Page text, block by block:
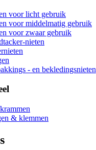
voor licht gebruik
voor middelmatig gebruik
voor zwaar gebruik
nieten
- en bekledingsnieten
& klemmen